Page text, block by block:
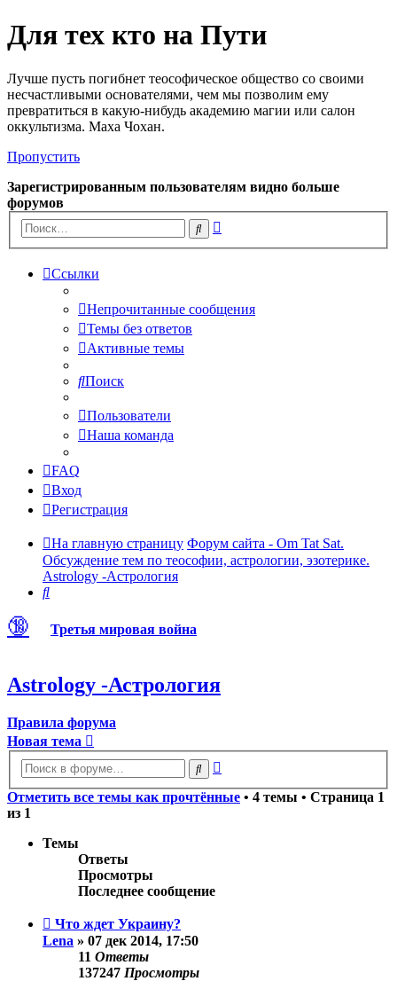
Для тех кто на Пути
Лучше пусть погибнет теософическое общество со своими
несчастливыми основателями, чем мы позволим ему
превратиться в какую-нибудь академию магии или салон
оккультизма. Маха Чохан.
Пропустить
Зарегистрированным пользователям видно больше
форумов
Поиск
Ссылки
Непрочитанные сообщения
Темы без ответов
Активные темы
Поиск
Пользователи
Наша команда
FAQ
Вход
Регистрация
На главную страницу Форум сайта - Om Tat Sat.
Обсуждение тем по теософии, астрологии, эзотерике.
Astrology -Астрология
Поиск
🔞 Третья мировая война
Astrology -Астрология
Правила форума
Новая тема
Поиск
Отметить все темы как прочтённые • 4 темы • Страница 1
из 1
Темы
Ответы
Просмотры
Последнее сообщение
Что ждет Украину?
Lena » 07 дек 2014, 17:50
11 Ответы
137247 Просмотры